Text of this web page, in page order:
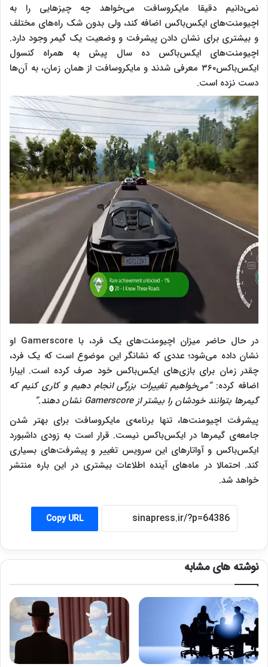
نمی‌دانیم دقیقا مایکروسافت می‌خواهد چه چیزهایی را به
اچیومنت‌های ایکس‌باکس اضافه کند، ولی بدون شک راه‌های مختلف
و بیشتری برای نشان دادن پیشرفت و وضعیت یک گیمر وجود دارد.
اچیومنت‌های ایکس‌باکس ده سال پیش به همراه کنسول
ایکس‌باکس۳۶۰ معرفی شدند و مایکروسافت از همان زمان، به آن‌ها
دست نزده است.
در حال حاضر میزان اچیومنت‌های یک فرد، با Gamerscore او
نشان داده می‌شود؛ عددی که نشانگر این موضوع است که یک فرد،
چقدر زمان برای بازی‌های ایکس‌باکس خود صرف کرده است. ایبارا
اضافه کرده:“می‌خواهیم تغییرات بزرگی انجام دهیم و کاری کنیم که
گیمرها بتوانند خودشان را بیشتر از Gamerscore نشان دهند.”
پیشرفت اچیومنت‌ها، تنها برنامه‌ی مایکروسافت برای بهتر شدن
جامعه‌ی گیمرها در ایکس‌باکس نیست. قرار است به زودی داشبورد
ایکس‌باکس و آواتارهای این سرویس تغییر و پیشرفت‌های بسیاری
کند. احتمالا در ماه‌های آینده اطلاعات بیشتری در این باره منتشر
خواهد شد.
Copy URL
نوشته های مشابه